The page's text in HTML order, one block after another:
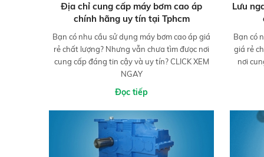
Địa chỉ cung cấp máy bơm cao áp
chính hãng uy tín tại Tphcm
Bạn có nhu cầu sử dụng máy bơm cao áp giá
rẻ chất lượng? Nhưng vẫn chưa tìm đưọc nơi
cung cấp đáng tin cậy và uy tín? CLICK XEM
NGAY
Đọc tiếp
Lưu
Bạn có
giá rẻ
nơi